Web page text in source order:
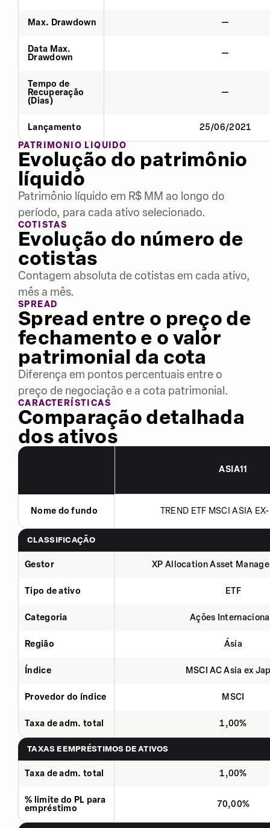
Max. Drawdown —
Data Max.
Drawdown
—
Tempo de
Recuperação
(Dias)
—
Lançamento
25/06/2021
PATRIMÔNIO LÍQUIDO
Evolução do patrimônio
líquido
Patrimônio líquido em R$ MM ao longo do
período, para cada ativo selecionado.
COTISTAS
Evolução do número de
cotistas
Contagem absoluta de cotistas em cada ativo,
mês a mês.
SPREAD
Spread entre o preço de
fechamento e o valor
patrimonial da cota
Diferença em pontos percentuais entre o
preço de negociação e a cota patrimonial.
CARACTERÍSTICAS
Comparação detalhada
dos ativos
ASIA11
Nome do fundo TREND ETF MSCI ASIA
CLASSIFICAÇÃO
Gestor XP Allocation Asset
Tipo de ativo ETF
Categoria Ações
Região Ásia
Índice MSCI AC Asia ex
Provedor do índice MSCI
Taxa de adm. total 1,00%
TAXAS E EMPRÉSTIMOS DE ATIVOS
Taxa de adm. total 1,00%
% limite do PL para
empréstimo
70,00%